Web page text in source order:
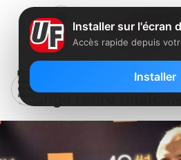
Pouvoir de
Orange retire
Installer sur l'écran
Accès rapide depuis
Installer